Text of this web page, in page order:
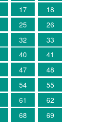
17
18
25
26
32
33
40
41
47
48
54
55
61
62
68
69